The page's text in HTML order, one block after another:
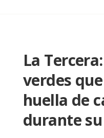
La
verdes
huella de
durante